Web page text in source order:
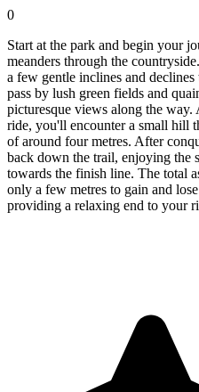
0
Start at the park and begin your
meanders through the
a few gentle inclines and
pass by lush green fields and
picturesque views along the
ride, you'll encounter a small hill
of around four metres. After
back down the trail, enjoying the
towards the finish line. The total
only a few metres to gain and
providing a relaxing end to your